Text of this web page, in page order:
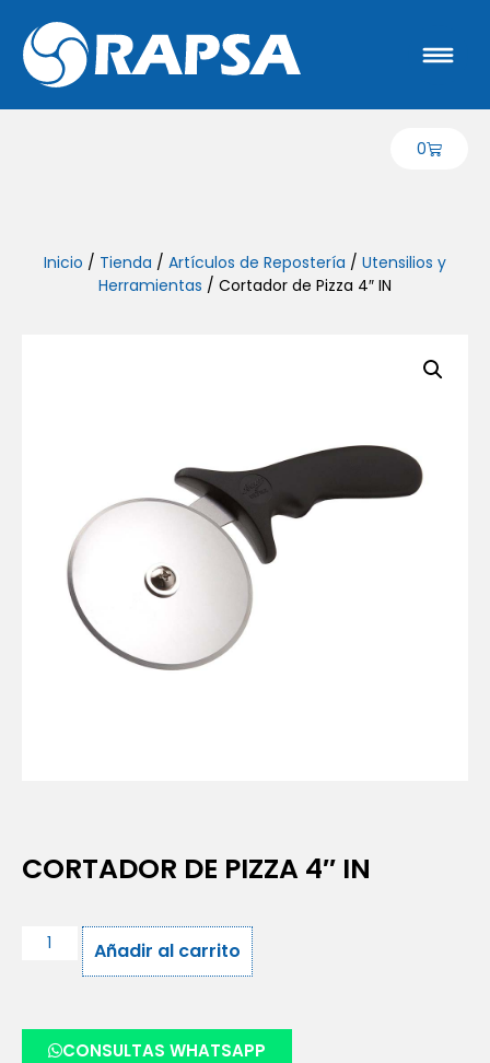
0
Inicio / Tienda / Artículos de Repostería / Utensilios y
Herramientas / Cortador de Pizza 4″ IN
CORTADOR DE PIZZA 4″ IN
Añadir al carrito
CONSULTAS WHATSAPP